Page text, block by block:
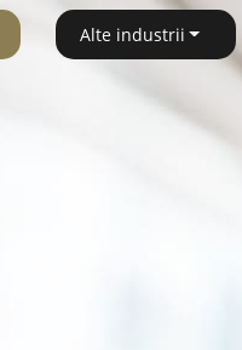
Alte industrii